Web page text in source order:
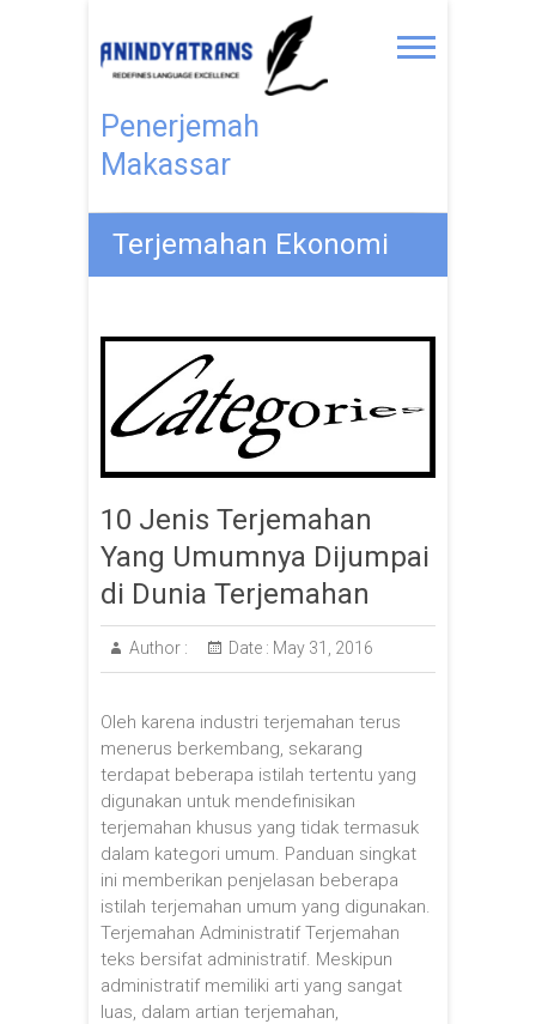
Penerjemah
Makassar
Terjemahan Ekonomi
10 Jenis Terjemahan
Yang Umumnya Dijumpai
di Dunia Terjemahan
Author : Date : May 31, 2016
Oleh karena industri terjemahan terus
menerus berkembang, sekarang
terdapat beberapa istilah tertentu yang
digunakan untuk mendefinisikan
terjemahan khusus yang tidak termasuk
dalam kategori umum. Panduan singkat
ini memberikan penjelasan beberapa
istilah terjemahan umum yang digunakan.
Terjemahan Administratif Terjemahan
teks bersifat administratif. Meskipun
administratif memiliki arti yang sangat
luas, dalam artian terjemahan,